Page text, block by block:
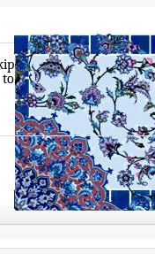
to